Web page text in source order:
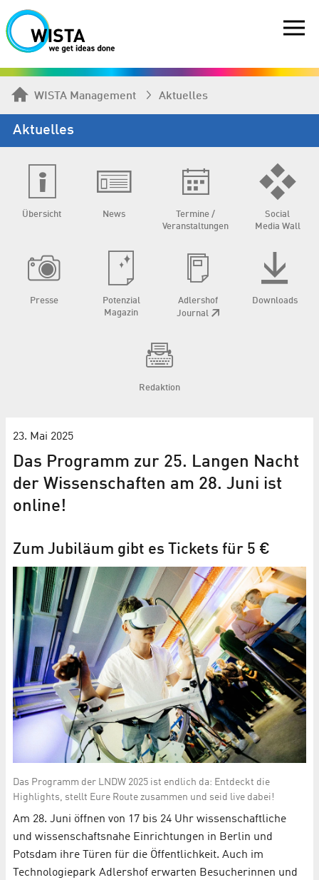
WISTA Management Aktuelles
Aktuelles
Übersicht News
Termine /
Veranstaltungen
Social
Media Wall
Presse
Potenzial
Magazin
Adlershof
Journal
Downloads
Redaktion
23. Mai 2025
Das Programm zur 25. Langen Nacht
der Wissenschaften am 28. Juni ist
online!
Zum Jubiläum gibt es Tickets für 5 €
Das Programm der LNDW 2025 ist endlich da: Entdeckt die
Highlights, stellt Eure Route zusammen und seid live dabei!
Am 28. Juni öffnen von 17 bis 24 Uhr wissenschaftliche
und wissenschaftsnahe Einrichtungen in Berlin und
Potsdam ihre Türen für die Öffentlichkeit. Auch im
Technologiepark Adlershof erwarten Besucherinnen und